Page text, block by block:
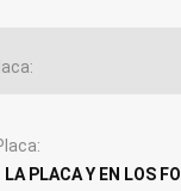
LA PLACA Y EN LOS